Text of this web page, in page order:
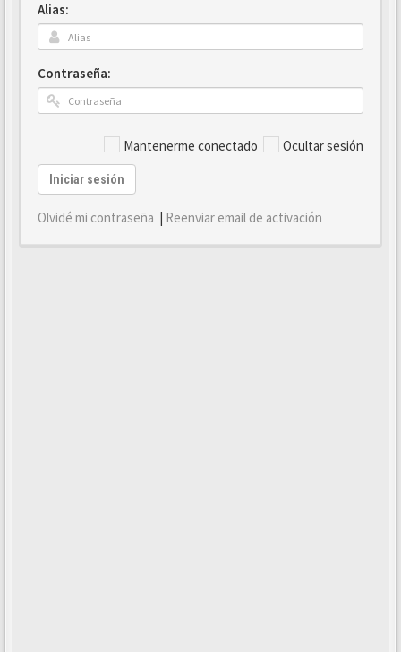
Alias:
Contraseña:
Mantenerme conectado Ocultar sesión
Iniciar sesión
Olvidé mi contraseña | Reenviar email de activación